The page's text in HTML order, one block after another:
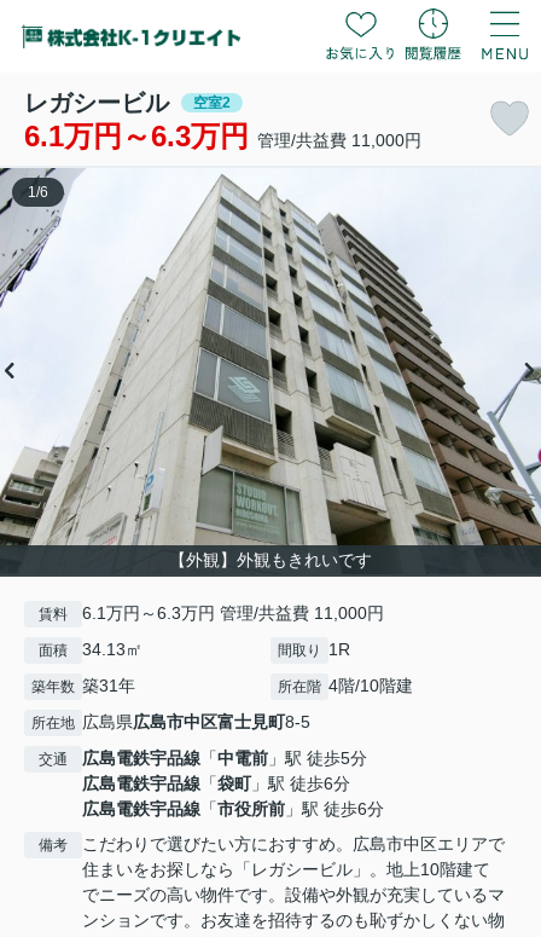
レガシービル 空室2
6.1万円～6.3万円 管理/共益費 11,000円
【外観】外観もきれいです
1/6
賃料 6.1万円～6.3万円 管理/共益費 11,000円
面積 34.13㎡ 間取り 1R
築年数 築31年 所在階 4階/10階建
所在地 広島県広島市中区富士見町8-5
交通 広島電鉄宇品線 「中電前 」駅 徒歩5分
広島電鉄宇品線 「袋町」駅 徒歩6分
広島電鉄宇品線 「市役所前 」駅 徒歩6分
備考
こだわりで選びたい方におすすめ。広島市中区エリアで
住まいをお探しなら「レガシービル」。地上10階建て
でニーズの高い物件です。設備や外観が充実しているマ
ンションです。お友達を招待するのも恥ずかしくない物